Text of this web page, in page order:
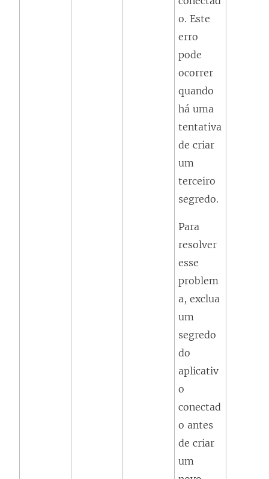
o. Este
erro
pode
ocorrer
quando
há uma
tentativa
de criar
um
terceiro
segredo.
Para
resolver
esse
problem
a, exclua
um
segredo
do
aplicativ
o
conectad
o antes
de criar
um